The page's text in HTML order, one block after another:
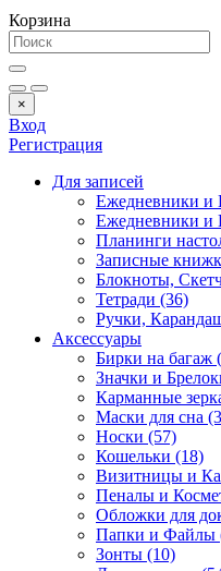
Корзина
×
Вход
Регистрация
Для записей
Ежедневники и
Ежедневники и
Планинги
Записные
Блокноты,
Тетради (36)
Ручки,
Аксессуары
Бирки на багаж
Значки и
Карманные
Маски для сна
Носки (57)
Кошельки (18)
Визитницы и
Пеналы и
Обложки для
Папки и Файлы
Зонты (10)